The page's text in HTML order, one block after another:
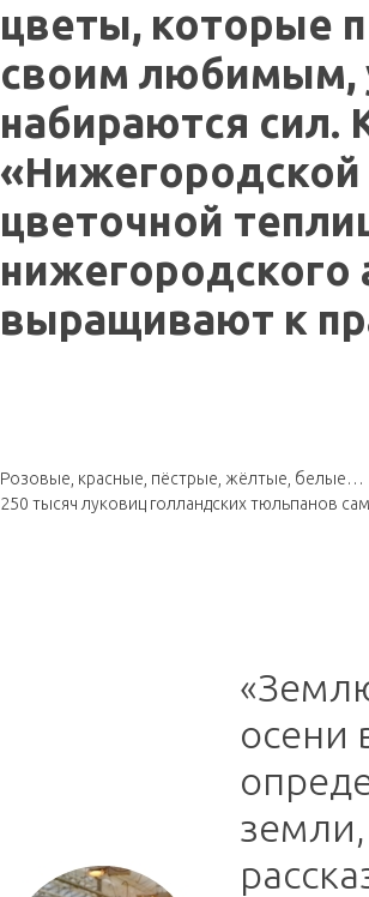
цветы, которые
своим любимым,
набираются сил.
цветочной
нижегородского
выращивают к
Розовые, красные, пёстрые, жёлтые, белые…
250 тысяч луковиц голландских тюльпанов
осени
земли,